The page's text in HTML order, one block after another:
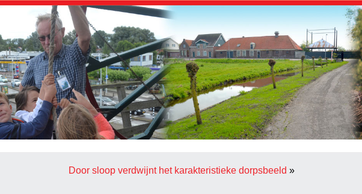
Door sloop verdwijnt het karakteristieke dorpsbeeld »